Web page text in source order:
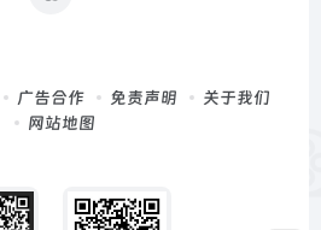
广告合作 免责声明
关于我们
网站地图